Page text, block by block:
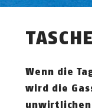
Wenn die
wird die